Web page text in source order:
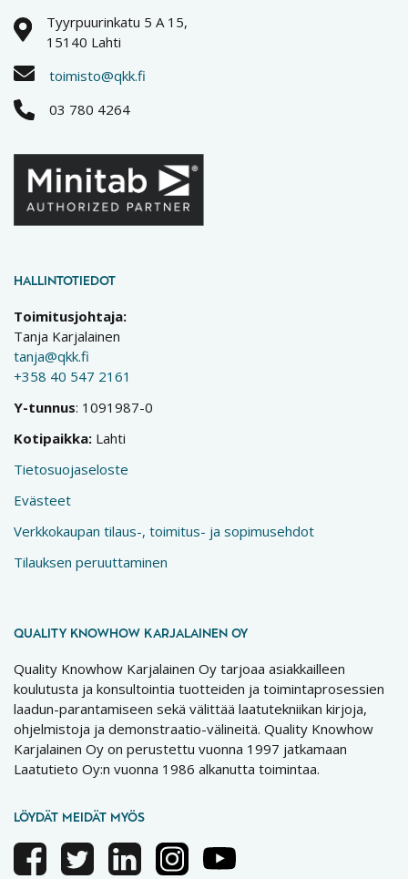
Tyyrpuurinkatu 5 A 15,
15140 Lahti
toimisto@qkk.fi
03 780 4264
HALLINTOTIEDOT
Toimitusjohtaja:
Tanja Karjalainen
tanja@qkk.fi
+358 40 547 2161
Y-tunnus: 1091987-0
Kotipaikka: Lahti
Tietosuojaseloste
Evästeet
Verkkokaupan tilaus-, toimitus- ja sopimusehdot
Tilauksen peruuttaminen
QUALITY KNOWHOW KARJALAINEN OY
Quality Knowhow Karjalainen Oy tarjoaa asiakkailleen
koulutusta ja konsultointia tuotteiden ja toimintaprosessien
laadun-parantamiseen sekä välittää laatutekniikan kirjoja,
ohjelmistoja ja demonstraatio-välineitä. Quality Knowhow
Karjalainen Oy on perustettu vuonna 1997 jatkamaan
Laatutieto Oy:n vuonna 1986 alkanutta toimintaa.
LÖYDÄT MEIDÄT MYÖS
FacebookTwitterLinkedinInstagramYoutube